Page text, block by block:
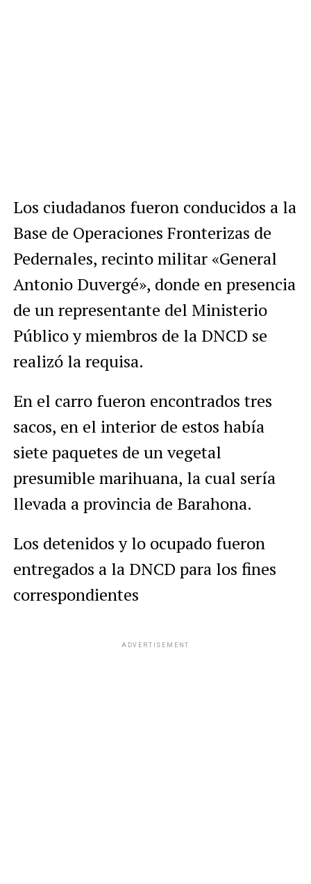
Los ciudadanos fueron conducidos a la
Base de Operaciones Fronterizas de
Pedernales, recinto militar «General
Antonio Duvergé», donde en presencia
de un representante del Ministerio
Público y miembros de la DNCD se
realizó la requisa.
En el carro fueron encontrados tres
sacos, en el interior de estos había
siete paquetes de un vegetal
presumible marihuana, la cual sería
llevada a provincia de Barahona.
Los detenidos y lo ocupado fueron
entregados a la DNCD para los fines
correspondientes
ADVERTISEMENT